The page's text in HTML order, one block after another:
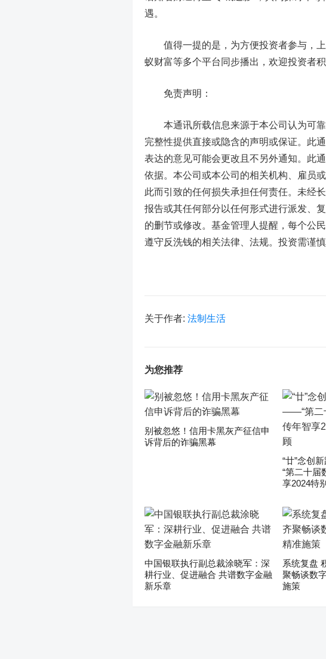
遇。
值得一提的是，为方便投资者参与，上
蚁财富等多个平台同步播出，欢迎投资者积
免责声明：
本通讯所载信息来源于本公司认为可
完整性提供直接或隐含的声明或保证。此
表达的意见可能会更改且不另外通知。此
依据。本公司或本公司的相关机构、雇员
此而引致的任何损失承担任何责任。未经
报告或其任何部分以任何形式进行派发、
的删节或修改。基金管理人提醒，每个公
遵守反洗钱的相关法律、法规。投资需谨慎
关于作者: 法制生活
为您推荐
别被忽悠！信用卡黑灰产征信申
诉背后的诈骗黑幕
“廿”念创
“第二十届
享2024特
中国银联执行副总裁涂晓军：深
耕行业、促进融合 共谱数字金融
新乐章
系统复盘
聚畅谈数
施策